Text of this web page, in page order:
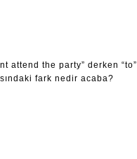
attend the party” derken “to”
fark nedir acaba?